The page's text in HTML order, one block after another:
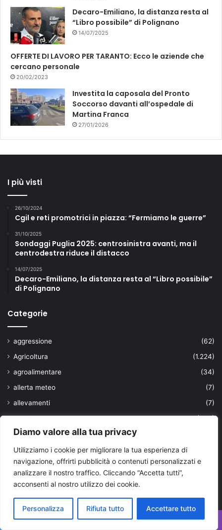
Diamo valore alla tua privacy
Utilizziamo i cookie per migliorare la tua esperienza di
navigazione, offrirti pubblicità o contenuti personalizzati e
analizzare il nostro traffico. Cliccando “Accetta tutti”,
acconsenti al nostro utilizzo dei cookie.
Personalizza Rifiuta tutto Accettare tutto
Decaro-Emiliano, la distanza resta al
“Libro possibile” di Polignano
14/07/2025
OFFERTE DI LAVORO PER TARANTO: Ecco le aziende che
cercano personale
20/02/2023
Investita la caposala del Pronto
Soccorso davanti all’ospedale di
Martina Franca
27/01/2026
I più visti
26/10/2024
Cgil e reti promotrici in piazza: “Fermiamo le guerre”
31/10/2025
Sondaggi Puglia 2025: centrosinistra avanti, ma il
centrodestra riduce il distacco
14/07/2025
Decaro-Emiliano, la distanza resta al “Libro possibile”
di Polignano
Categorie
aggressione
(62)
Agricoltura
(1.224)
agroalimentare
(34)
allerta meteo
(7)
allevamenti
(7)
ambiente
(456)
Ambiente Bari e Bat
Ambiente Brindisi
Ambiente Foggia
(238)
Ambiente Lecce
amministrazione pubblica